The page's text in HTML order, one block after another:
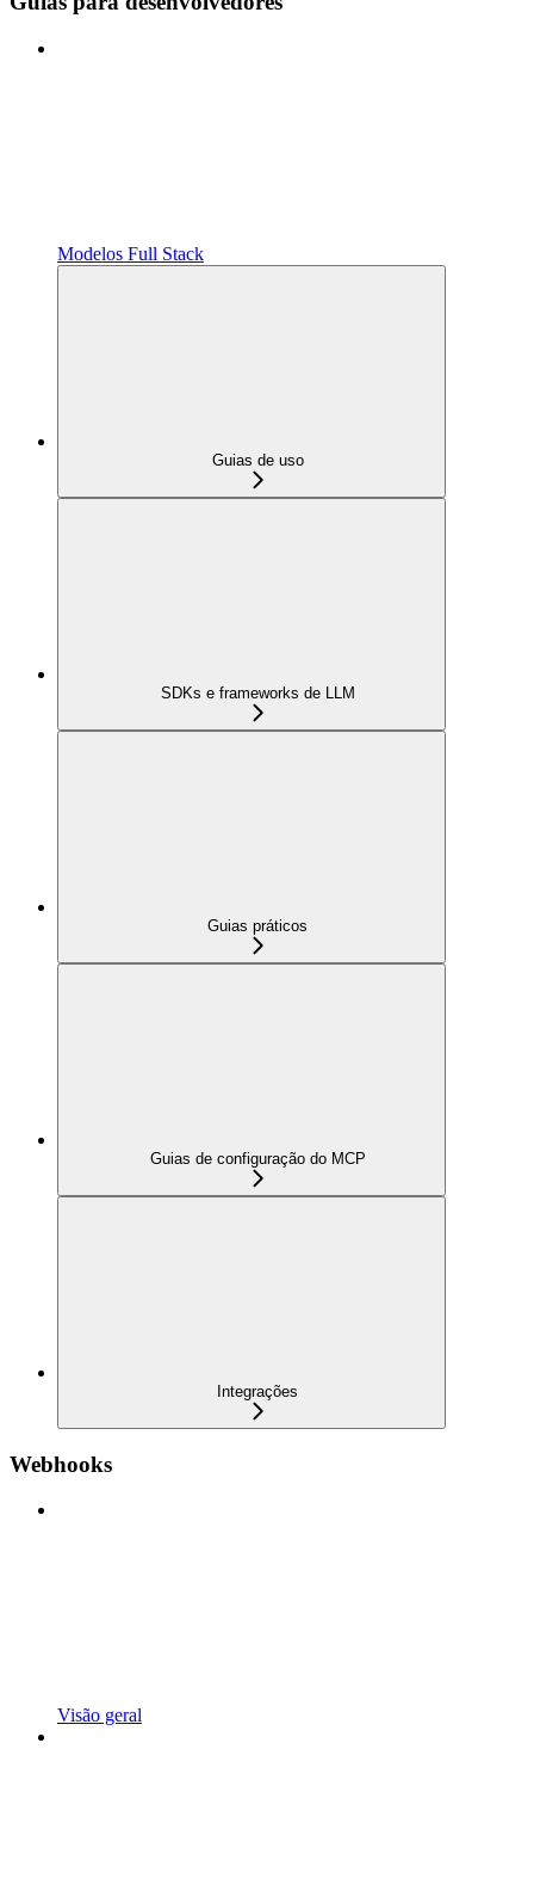
Modelos Full Stack
Guias de uso
SDKs e frameworks de LLM
Guias práticos
Guias de configuração do MCP
Integrações
Webhooks
Visão geral